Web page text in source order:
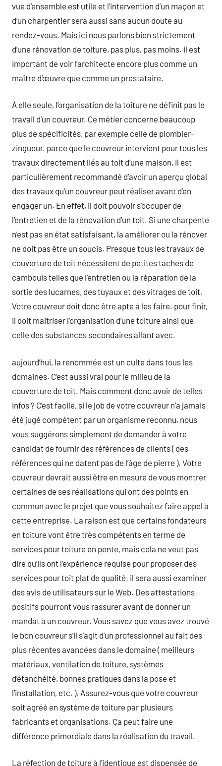
vue d’ensemble est utile et l’intervention d’un maçon et
d’un charpentier sera aussi sans aucun doute au
rendez-vous. Mais ici nous parlons bien strictement
d’une rénovation de toiture, pas plus, pas moins. il est
important de voir l’architecte encore plus comme un
maître d’œuvre que comme un prestataire.
À elle seule, l’organisation de la toiture ne définit pas le
travail d’un couvreur. Ce métier concerne beaucoup
plus de spécificités, par exemple celle de plombier-
zingueur. parce que le couvreur intervient pour tous les
travaux directement liés au toit d’une maison, il est
particulièrement recommandé d’avoir un aperçu global
des travaux qu’un couvreur peut réaliser avant d’en
engager un. En effet, il doit pouvoir s’occuper de
l’entretien et de la rénovation d’un toit. Si une charpente
n’est pas en état satisfaisant, la améliorer ou la rénover
ne doit pas être un soucis. Presque tous les travaux de
couverture de toit nécessitent de petites taches de
cambouis telles que l’entretien ou la réparation de la
sortie des lucarnes, des tuyaux et des vitrages de toit.
Votre couvreur doit donc être apte à les faire. pour finir,
il doit maitriser l’organisation d’une toiture ainsi que
celle des substances secondaires allant avec.
aujourd’hui, la renommée est un culte dans tous les
domaines. C’est aussi vrai pour le milieu de la
couverture de toit. Mais comment donc avoir de telles
infos ? C’est facile, si le job de votre couvreur n’a jamais
été jugé compétent par un organisme reconnu, nous
vous suggérons simplement de demander à votre
candidat de fournir des références de clients ( des
références qui ne datent pas de l’âge de pierre ). Votre
couvreur devrait aussi être en mesure de vous montrer
certaines de ses réalisations qui ont des points en
commun avec le projet que vous souhaitez faire appel à
cette entreprise. La raison est que certains fondateurs
en toiture vont être très compétents en terme de
services pour toiture en pente, mais cela ne veut pas
dire qu’ils ont l’expérience requise pour proposer des
services pour toit plat de qualité. il sera aussi examiner
des avis de utilisateurs sur le Web. Des attestations
positifs pourront vous rassurer avant de donner un
mandat à un couvreur. Vous savez que vous avez trouvé
le bon couvreur s’il s’agit d’un professionnel au fait des
plus récentes avancées dans le domaine ( meilleurs
matériaux, ventilation de toiture, systèmes
d’étanchéité, bonnes pratiques dans la pose et
l’installation, etc. ). Assurez-vous que votre couvreur
soit agréé en système de toiture par plusieurs
fabricants et organisations. Ça peut faire une
différence primordiale dans la réalisation du travail.
La réfection de toiture à l’identique est dispensée de